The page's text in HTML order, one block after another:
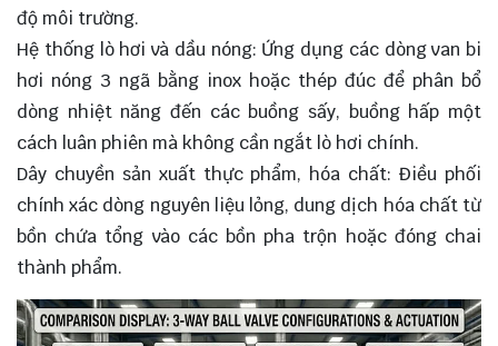
độ môi trường.
Hệ thống lò hơi và dầu nóng: Ứng dụng các dòng van bi
hơi nóng 3 ngã bằng inox hoặc thép đúc để phân bổ
dòng nhiệt năng đến các buồng sấy, buồng hấp một
cách luân phiên mà không cần ngắt lò hơi chính.
Dây chuyền sản xuất thực phẩm, hóa chất: Điều phối
chính xác dòng nguyên liệu lỏng, dung dịch hóa chất từ
bồn chứa tổng vào các bồn pha trộn hoặc đóng chai
thành phẩm.